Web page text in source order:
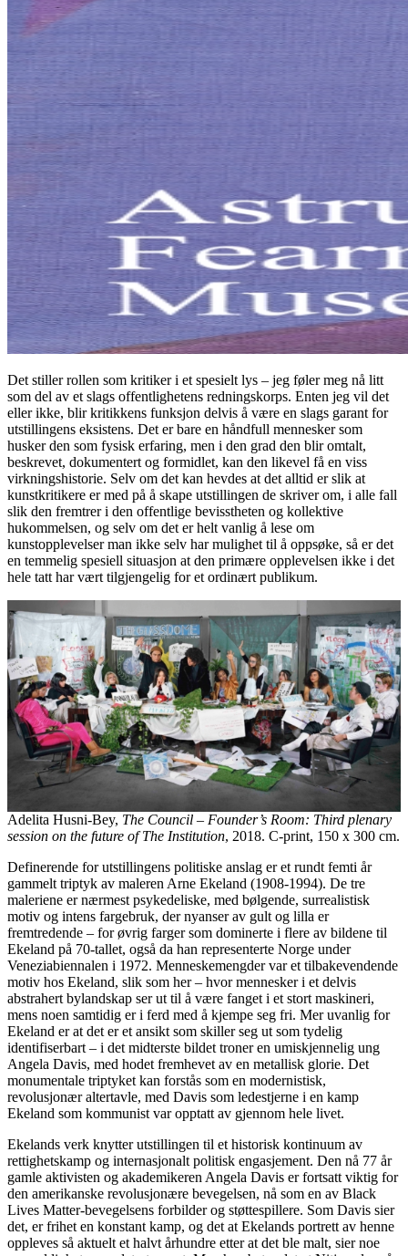
Det stiller rollen som kritiker i et spesielt lys – jeg føler meg nå litt
som del av et slags offentlighetens redningskorps. Enten jeg vil det
eller ikke, blir kritikkens funksjon delvis å være en slags garant for
utstillingens eksistens. Det er bare en håndfull mennesker som
husker den som fysisk erfaring, men i den grad den blir omtalt,
beskrevet, dokumentert og formidlet, kan den likevel få en viss
virkningshistorie. Selv om det kan hevdes at det alltid er slik at
kunstkritikere er med på å skape utstillingen de skriver om, i alle fall
slik den fremtrer i den offentlige bevisstheten og kollektive
hukommelsen, og selv om det er helt vanlig å lese om
kunstopplevelser man ikke selv har mulighet til å oppsøke, så er det
en temmelig spesiell situasjon at den primære opplevelsen ikke i det
hele tatt har vært tilgjengelig for et ordinært publikum.
Adelita Husni-Bey, The Council – Founder’s Room: Third plenary
session on the future of The Institution, 2018. C-print, 150 x 300 cm.
Definerende for utstillingens politiske anslag er et rundt femti år
gammelt triptyk av maleren Arne Ekeland (1908-1994). De tre
maleriene er nærmest psykedeliske, med bølgende, surrealistisk
motiv og intens fargebruk, der nyanser av gult og lilla er
fremtredende – for øvrig farger som dominerte i flere av bildene til
Ekeland på 70-tallet, også da han representerte Norge under
Veneziabiennalen i 1972. Menneskemengder var et tilbakevendende
motiv hos Ekeland, slik som her – hvor mennesker i et delvis
abstrahert bylandskap ser ut til å være fanget i et stort maskineri,
mens noen samtidig er i ferd med å kjempe seg fri. Mer uvanlig for
Ekeland er at det er et ansikt som skiller seg ut som tydelig
identifiserbart – i det midterste bildet troner en umiskjennelig ung
Angela Davis, med hodet fremhevet av en metallisk glorie. Det
monumentale triptyket kan forstås som en modernistisk,
revolusjonær altertavle, med Davis som ledestjerne i en kamp
Ekeland som kommunist var opptatt av gjennom hele livet.
Ekelands verk knytter utstillingen til et historisk kontinuum av
rettighetskamp og internasjonalt politisk engasjement. Den nå 77 år
gamle aktivisten og akademikeren Angela Davis er fortsatt viktig for
den amerikanske revolusjonære bevegelsen, nå som en av Black
Lives Matter-bevegelsens forbilder og støttespillere. Som Davis sier
det, er frihet en konstant kamp, og det at Ekelands portrett av henne
oppleves så aktuelt et halvt århundre etter at det ble malt, sier noe